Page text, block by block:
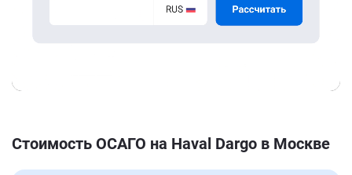
Стоимость ОСАГО на Haval Dargo в Москве